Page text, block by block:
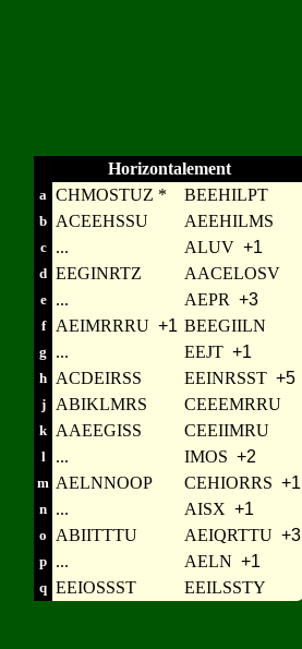
Horizontalement
a CHMOSTUZ * BEEHILPT
b ACEEHSSU AEEHILMS
c ... ALUV +1
d EEGINRTZ AACELOSV
e ... AEPR +3
f AEIMRRRU +1 BEEGIILN
g ... EEJT +1
h ACDEIRSS EEINRSST +5
j ABIKLMRS CEEEMRRU
k AAEEGISS CEEIIMRU
l ... IMOS +2
m AELNNOOP CEHIORRS +1
n ... AISX +1
o ABIITTTU AEIQRTTU +3
p ... AELN +1
q EEIOSSST EEILSSTY